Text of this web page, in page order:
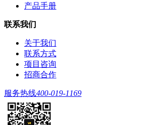
产品手册
联系我们
关于我们
联系方式
项目咨询
招商合作
服务热线400-019-1169